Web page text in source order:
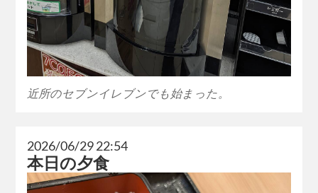
近所のセブンイレブンでも始まった。
2026/06/29 22:54
本日の夕食